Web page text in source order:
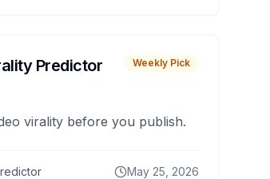
Predictor Weekly Pick
virality before you publish.
May 25, 2026